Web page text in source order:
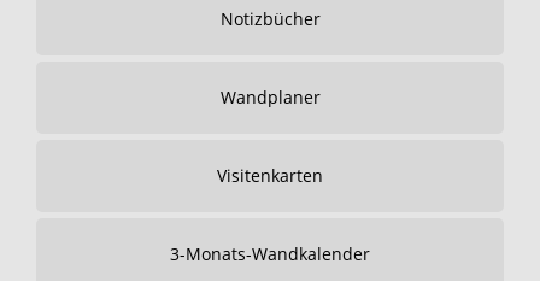
Notizbücher
Wandplaner
Visitenkarten
3-Monats-Wandkalender